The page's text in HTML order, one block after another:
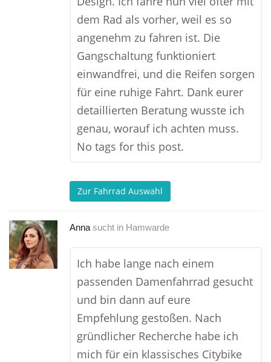
dem Rad als vorher, weil es so
angenehm zu fahren ist. Die
Gangschaltung funktioniert
einwandfrei, und die Reifen sorgen
für eine ruhige Fahrt. Dank eurer
detaillierten Beratung wusste ich
genau, worauf ich achten muss.
No tags for this post.
Zur Fahrrad Auswahl
Anna sucht in Hamwarde
Ich habe lange nach einem
passenden Damenfahrrad gesucht
und bin dann auf eure
Empfehlung gestoßen. Nach
gründlicher Recherche habe ich
mich für ein klassisches Citybike